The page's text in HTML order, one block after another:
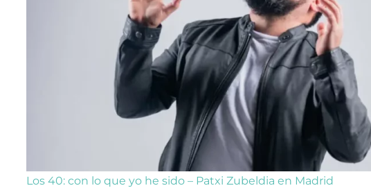
Los 40: con lo que yo he sido – Patxi Zubeldia en Madrid